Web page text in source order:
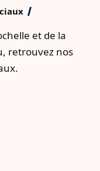
et de la
retrouvez nos